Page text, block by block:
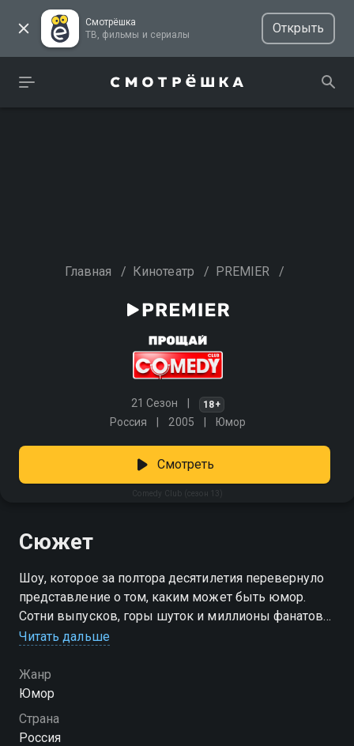
Смотрёшка
ТВ, фильмы и сериалы
Открыть
Главная / Кинотеатр / PREMIER /
21 Сезон 18+
Россия 2005 Юмор
Comedy Club (сезон 13)
Смотреть
Сюжет
Шоу, которое за полтора десятилетия перевернуло
представление о том, каким может быть юмор.
Сотни выпусков, горы шуток и миллионы фанатов
по всему свету. Comedy Club — это острые темы,
проверенные резиденты, которые умеют
рассмешить даже в пасмурный день. Включай —
будет громко, дерзко и по-настоящему смешно!
«Comedy Club» — смотрите онлайн в хорошем
Читать дальше
Жанр
Юмор
Страна
Россия